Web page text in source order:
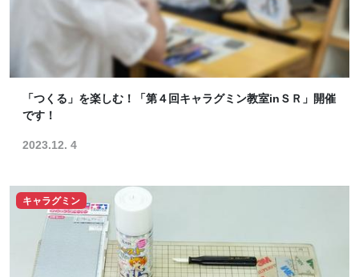
「つくる」を楽しむ！「第４回キャラグミン教室inＳＲ」開催
です！
2023.12. 4
キャラグミン